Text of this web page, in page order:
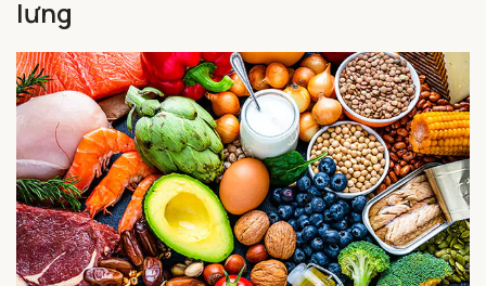
lưng